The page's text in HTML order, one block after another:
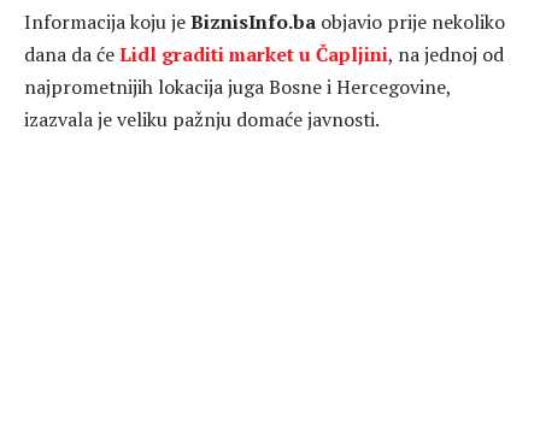
Informacija koju jeBiznisInfo.ba objavio prije nekoliko
dana da ćeLidl graditi market u Čapljini, na jednoj od
najprometnijih lokacija juga Bosne i Hercegovine,
izazvala je veliku pažnju domaće javnosti.